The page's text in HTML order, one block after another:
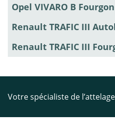
Opel VIVARO B
Renault TRAFIC III
Renault TRAFIC III
Votre spécialiste de